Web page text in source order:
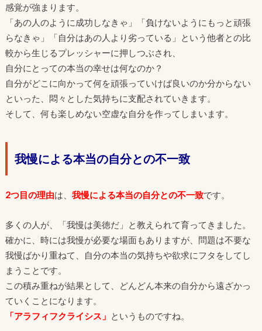
感覚が強まります。
「あの人のように成功しなきゃ」「負けないようにもっと頑張
らなきゃ」「自分はあの人より劣っている」という他者との比
較から生じるプレッシャーに押しつぶされ、
自分にとっての本当の幸せは何なのか？
自分がどこに向かって何を頑張っていけば良いのか分からない
といった、悶々とした気持ちに支配されていきます。
そして、何も楽しめない空虚な自分を作ってしまいます。
我慢による本当の自分との不一致
2つ目の理由は、 我慢による本当の自分との不一致です。
多くの人が、「我慢は美徳だ」と教えられて育ってきました。
確かに、時には我慢が必要な場面もありますが、問題は不要な
我慢ばかり重ねて、自分の本当の気持ちや欲求にフタをしてし
まうことです。
この積み重ねが結果として、どんどん本来の自分から遠ざかっ
ていくことになります。
「アラフィフクライシス」 というものですね。